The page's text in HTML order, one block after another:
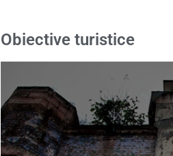
Obiective turistice